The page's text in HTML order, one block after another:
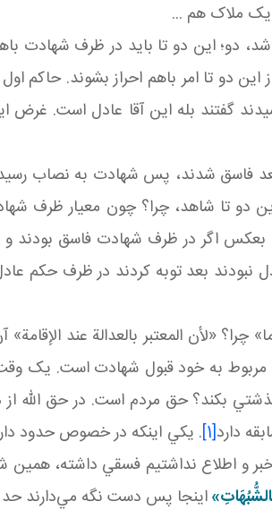
ملاک هم ...
دو؛ اين دو تا بايد در ظرف شهادت
اين دو تا امر باهم احراز
گفتند بله اين آقا عادل است.
فاسق شدند، پس شهادت به نصاب
دو تا شاهد، چرا؟ چون معيار
اگر در ظرف شهادت فاسق بودند و
بعد توبه کردند در ظرف حکم
«لأن المعتبر بالعدالة عند
مربوط به خود قبول شهادت است.
بکند؟ حق مردم است. در حق الله از
دارد[1] . يکي اينکه در خصوص حدود
و اطلاع نداشتيم فسقي داشته، همين
اينجا پس دست نگه مي‌دارند حد